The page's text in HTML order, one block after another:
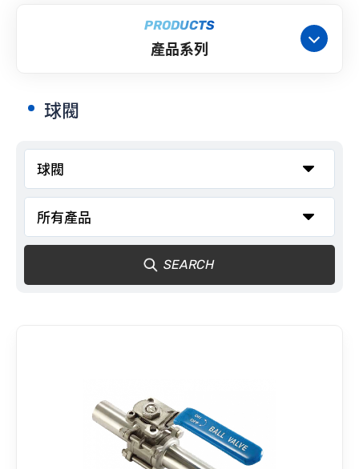
PRODUCTS
產品系列
球閥
SEARCH